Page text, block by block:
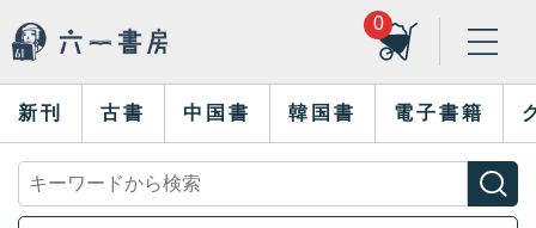
0
新刊 古書 中国書 韓国書 電子書籍